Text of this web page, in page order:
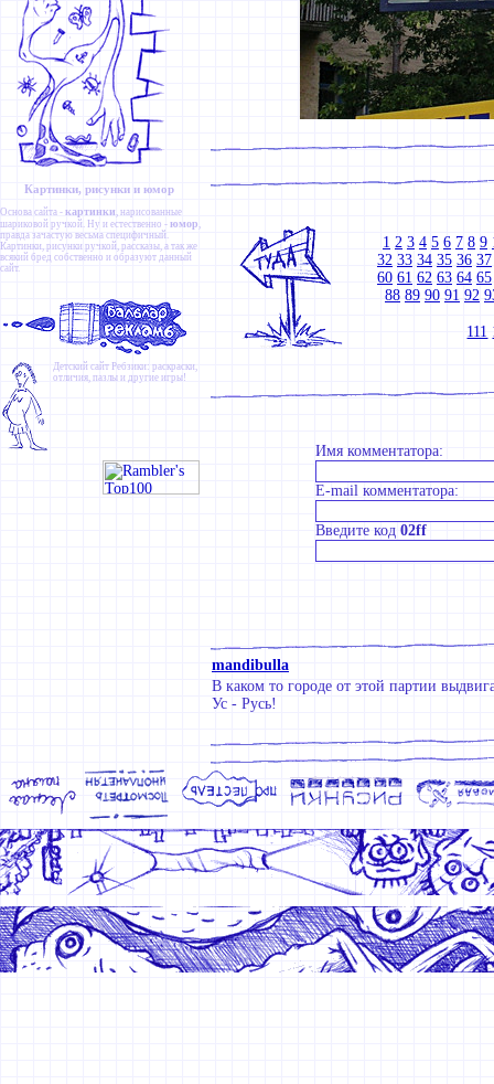
Картинки, рисунки и юмор
Основа сайта - картинки , нарисованные
шариковой ручкой. Ну и естественно - юмор ,
правда зачастую весьма специфичный.
Картинки, рисунки ручкой, рассказы, а так же
всякий бред собственно и образуют данный
сайт.
Детский сайт Ребзики: раскраски,
отличия, пазлы и другие игры!
1 2 3 4 5 6 7 8 9
32 33 34 35 36 37
60 61 62 63 64 65
88 89 90 91 92
111
Имя комментатора:
E-mail комментатора:
Введите код 02ff
mandibulla
В каком то городе от этой партии
Ус - Русь!